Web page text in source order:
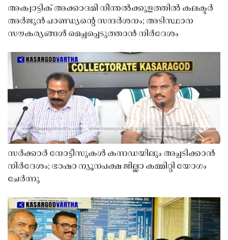
അക്വാട്ടിക് അക്കാദമി നീന്തൽക്കുളത്തിൽ കലക്ടർ
അർജുൻ പാണ്ഡ്യൻ്റെ സന്ദർശനം; അടിസ്ഥാന
സൗകര്യങ്ങൾ മെച്ചപ്പെടുത്താൻ നിർദേശം
സർക്കാർ നോട്ടീസുകൾ കന്നഡയിലും അച്ചടിക്കാൻ
നിർദേശം; ഭാഷാ ന്യൂനപക്ഷ ജില്ലാ കമ്മിറ്റി യോഗം
ചേർന്നു